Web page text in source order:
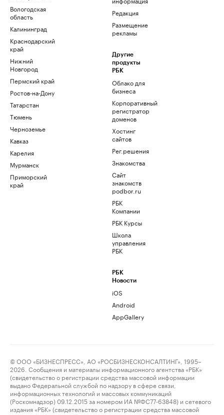
Вологодская
область
Калининград
Краснодарский
край
Нижний
Новгород
Пермский край
Ростов-на-Дону
Татарстан
Тюмень
Черноземье
Кавказ
Карелия
Мурманск
Приморский
край
Редакция
Размещение
рекламы
Другие
продукты
РБК
Облако для
бизнеса
Корпоративный
регистратор
доменов
Хостинг
сайтов
Рег.решения
Знакомства
Сайт
знакомств
podbor.ru
РБК
Компании
РБК Курсы
Школа
управления
РБК
РБК
Новости
iOS
Android
AppGallery
© ООО «БИЗНЕСПРЕСС», АО «РОСБИЗНЕСКОНСАЛТИНГ», 1995–
2026. Сообщения и материалы информационного агентства «РБК»
(свидетельство о регистрации средства массовой информации
выдано Федеральной службой по надзору в сфере связи,
информационных технологий и массовых коммуникаций
(Роскомнадзор) 09.12.2015 за номером ИА №ФС77-63848) и сетевого
издания «РБК» (свидетельство о регистрации средства массовой